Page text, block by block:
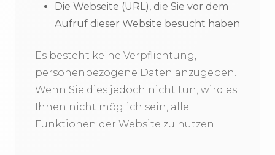
Die Webseite (URL), die Sie vor dem
Aufruf dieser Website besucht haben
Es besteht keine Verpflichtung,
personenbezogene Daten anzugeben.
Wenn Sie dies jedoch nicht tun, wird es
Ihnen nicht möglich sein, alle
Funktionen der Website zu nutzen.